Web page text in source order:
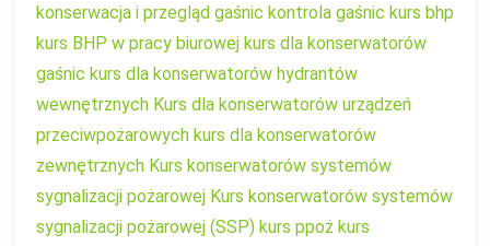
konserwacja i przegląd gaśnic kontrola gaśnic kurs bhp
kurs BHP w pracy biurowej kurs dla konserwatorów
gaśnic kurs dla konserwatorów hydrantów
wewnętrznych Kurs dla konserwatorów urządzeń
przeciwpożarowych kurs dla konserwatorów
zewnętrznych Kurs konserwatorów systemów
sygnalizacji pożarowej Kurs konserwatorów systemów
sygnalizacji pożarowej (SSP) kurs ppoż kurs